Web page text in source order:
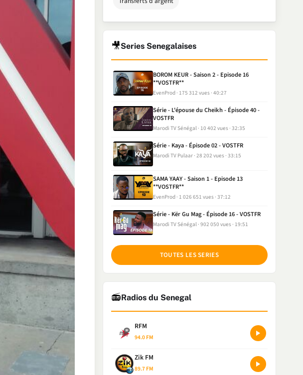
🎥Series Senegalaises
BOROM KEUR - Saison 2 - Episode 16
**VOSTFR**
EvenProd 175 312 vues 40:27
Série - L'épouse du Cheikh - Épisode 40 -
VOSTFR
Marodi TV Sénégal 10 402 vues 32:35
Série - Kaya - Épisode 02 - VOSTFR
Marodi TV Pulaar 28 202 vues 33:15
SAMA YAAY - Saison 1 - Episode 13
**VOSTFR**
EvenProd 1 026 651 vues 37:12
Série - Kër Gu Mag - Épisode 16 - VOSTFR
Marodi TV Sénégal 902 050 vues 19:51
TOUTES LES SERIES
📻Radios du Senegal
RFM
94.0 FM
Zik FM
89.7 FM